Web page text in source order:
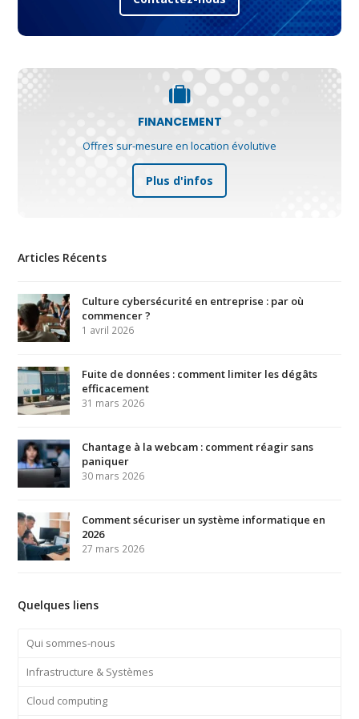
FINANCEMENT
Offres sur-mesure en location évolutive
Plus d'infos
Articles Récents
Culture cybersécurité en entreprise : par où
commencer ?
1 avril 2026
Fuite de données : comment limiter les dégâts
efficacement
31 mars 2026
Chantage à la webcam : comment réagir sans
paniquer
30 mars 2026
Comment sécuriser un système informatique en
2026
27 mars 2026
Quelques liens
Qui sommes-nous
Infrastructure & Systèmes
Cloud computing